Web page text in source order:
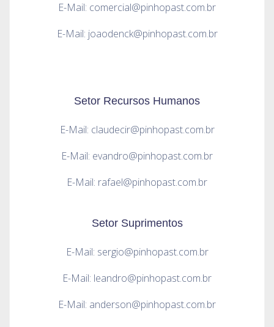
E-Mail: comercial@pinhopast.com.br
E-Mail: joaodenck@pinhopast.com.br
Setor Recursos Humanos
E-Mail: claudecir@pinhopast.com.br
E-Mail: evandro@pinhopast.com.br
E-Mail: rafael@pinhopast.com.br
Setor Suprimentos
E-Mail: sergio@pinhopast.com.br
E-Mail: leandro@pinhopast.com.br
E-Mail: anderson@pinhopast.com.br